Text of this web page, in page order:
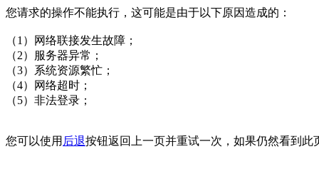
您请求的操作不能执行，这可能是由于以下原因造成的：
（1）网络联接发生故障；
（2）服务器异常；
（3）系统资源繁忙；
（4）网络超时；
（5）非法登录；
您可以使用 后退按钮返回上一页并重试一次，如果仍然看到此